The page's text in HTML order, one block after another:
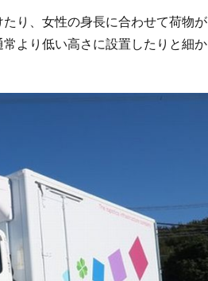
り、女性の身長に合わせて荷物が
より低い高さに設置したりと細か